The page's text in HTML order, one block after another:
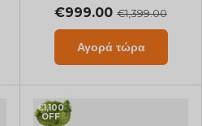
€999.00 €1,399.00
Αγορά τώρα
€1,100
OFF